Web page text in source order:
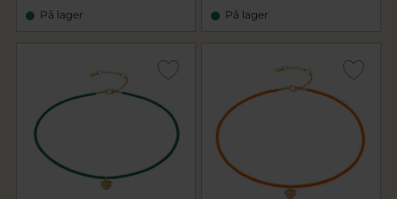
På lager På lager